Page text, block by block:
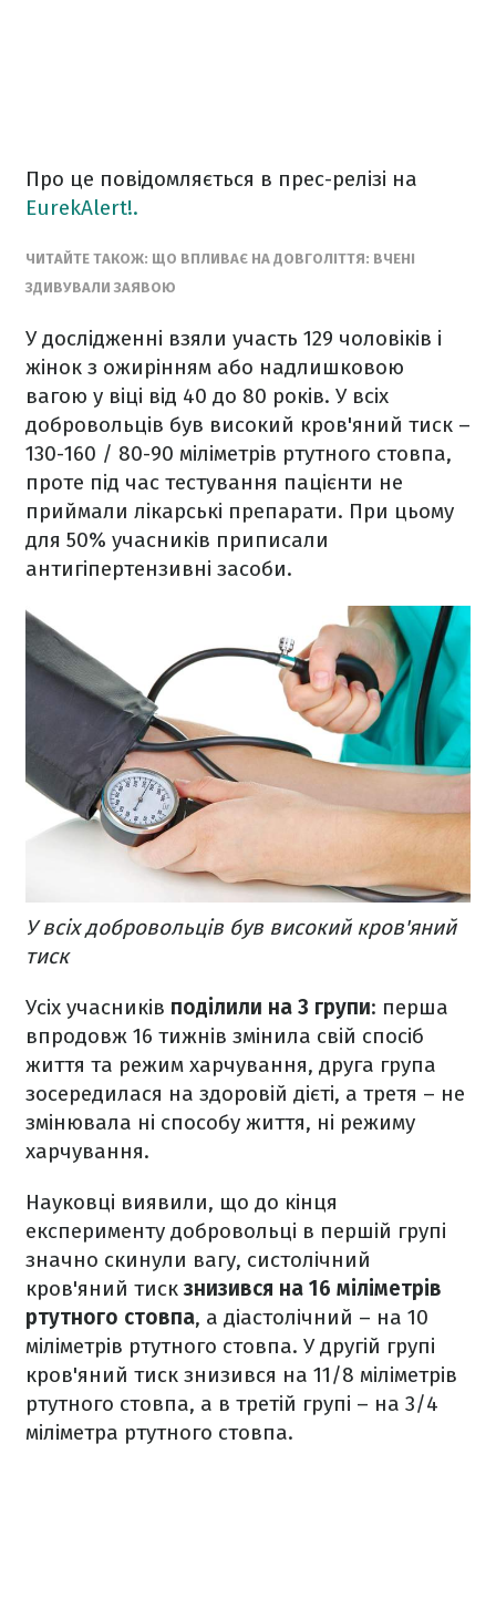
Про це повідомляється в прес-релізі на
EurekAlert!.
ЧИТАЙТЕ ТАКОЖ: ЩО ВПЛИВАЄ НА ДОВГОЛІТТЯ: ВЧЕНІ
ЗДИВУВАЛИ ЗАЯВОЮ
У дослідженні взяли участь 129 чоловіків і
жінок з ожирінням або надлишковою
вагою у віці від 40 до 80 років. У всіх
добровольців був високий кров'яний тиск –
130-160 / 80-90 міліметрів ртутного стовпа,
проте під час тестування пацієнти не
приймали лікарські препарати. При цьому
для 50% учасників приписали
антигіпертензивні засоби.
У всіх добровольців був високий кров'яний
тиск
Усіх учасників поділили на 3 групи: перша
впродовж 16 тижнів змінила свій спосіб
життя та режим харчування, друга група
зосередилася на здоровій дієті, а третя – не
змінювала ні способу життя, ні режиму
харчування.
Науковці виявили, що до кінця
експерименту добровольці в першій групі
значно скинули вагу, систолічний
кров'яний тискзнизився на 16 міліметрів
ртутного стовпа, а діастолічний – на 10
міліметрів ртутного стовпа. У другій групі
кров'яний тиск знизився на 11/8 міліметрів
ртутного стовпа, а в третій групі – на 3/4
міліметра ртутного стовпа.